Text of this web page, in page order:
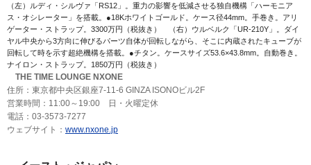
（左）ルディ・シルヴァ「RS12」。重力の影響を低減させる独自機構「ハーモニア
ス・オシレーター」を搭載。●18Kホワイトゴールド。ケース径44mm。手巻き。アリ
ゲーター・ストラップ。3300万円（税抜き） （右）ウルベルク「UR-210Y」。ダイ
ヤル中央から3方向に伸びるパーツ自体が回転しながら、そこに内蔵されたキューブが
回転して時を示す超絶機構を搭載。●チタン。ケースサイズ53.6×43.8mm。自動巻き。
ナイロン・ストラップ。1850万円（税抜き）
THE TIME LOUNGE NXONE
住所：東京都中央区銀座7-11-6 GINZA ISONOビル2F
営業時間：11:00～19:00 日・火曜定休
電話：03-3573-7277
ウェブサイト： www.nxone.jp